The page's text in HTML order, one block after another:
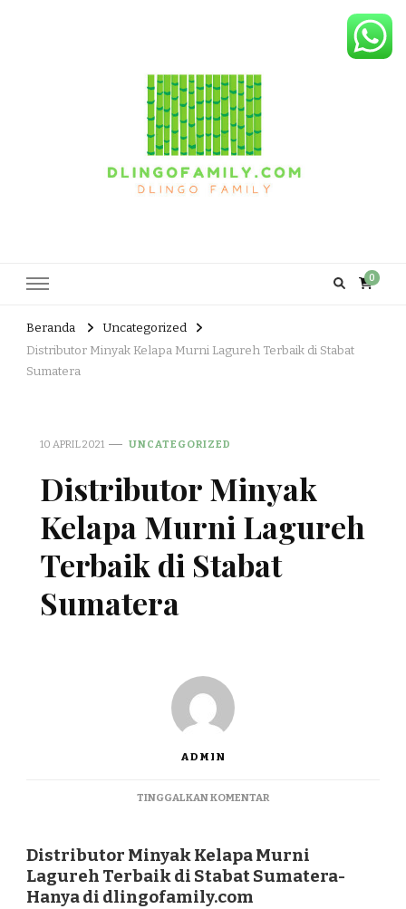
0
Beranda
Uncategorized
Distributor Minyak Kelapa Murni Lagureh Terbaik di Stabat
Sumatera
10 APRIL 2021 UNCATEGORIZED
Distributor Minyak
Kelapa Murni Lagureh
Terbaik di Stabat
Sumatera
ADMIN
TINGGALKAN KOMENTARPADA
KELAPA
MURNI
LAGUREH
Distributor Minyak Kelapa Murni
Lagureh Terbaik di Stabat Sumatera-
Hanya di dlingofamily.com